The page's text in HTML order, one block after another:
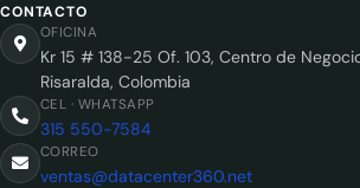
CONTACTO
OFICINA
Kr 15 # 138-25 Of. 103, Centro de
Risaralda, Colombia
CEL · WHATSAPP
315 550-7584
CORREO
ventas@datacenter360.net